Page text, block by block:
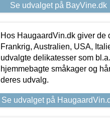
Se udvalget på BayVine.dk
Hos HaugaardVin.dk giver de
Frankrig, Australien, USA,
udvalgte delikatesser som
hjemmebagte småkager og
deres udvalg.
Se udvalget på